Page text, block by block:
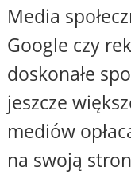
Media
Google czy
doskonałe
jeszcze
mediów
na swoją